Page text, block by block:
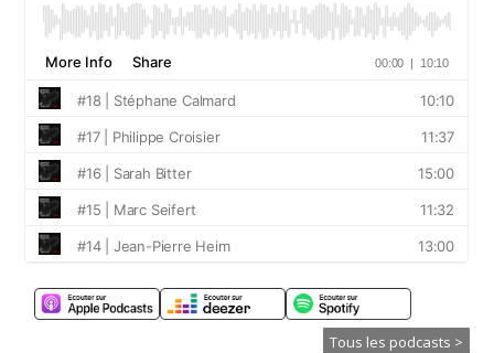
Tous les podcasts >